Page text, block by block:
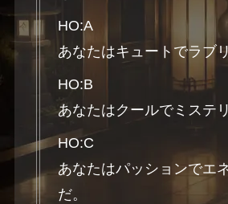
HO:A
あなたはキュートでラブ
HO:B
あなたはクールでミステ
HO:C
あなたはパッションでエ
だ。